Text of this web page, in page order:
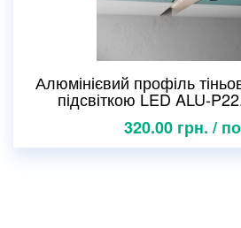
Алюмінієвий профіль
підсвіткою LED ALU-
320.00 грн. /